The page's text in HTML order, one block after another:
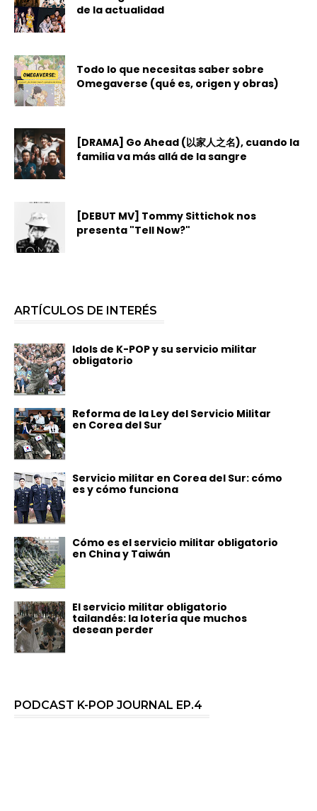
de la actualidad
Todo lo que necesitas saber sobre
Omegaverse (qué es, origen y obras)
[DRAMA] Go Ahead (以家人之名), cuando la
familia va más allá de la sangre
[DEBUT MV] Tommy Sittichok nos
presenta "Tell Now?"
ARTÍCULOS DE INTERÉS
Idols de K-POP y su servicio militar
obligatorio
Reforma de la Ley del Servicio Militar
en Corea del Sur
Servicio militar en Corea del Sur: cómo
es y cómo funciona
Cómo es el servicio militar obligatorio
en China y Taiwán
El servicio militar obligatorio
tailandés: la lotería que muchos
desean perder
PODCAST K-POP JOURNAL EP.4